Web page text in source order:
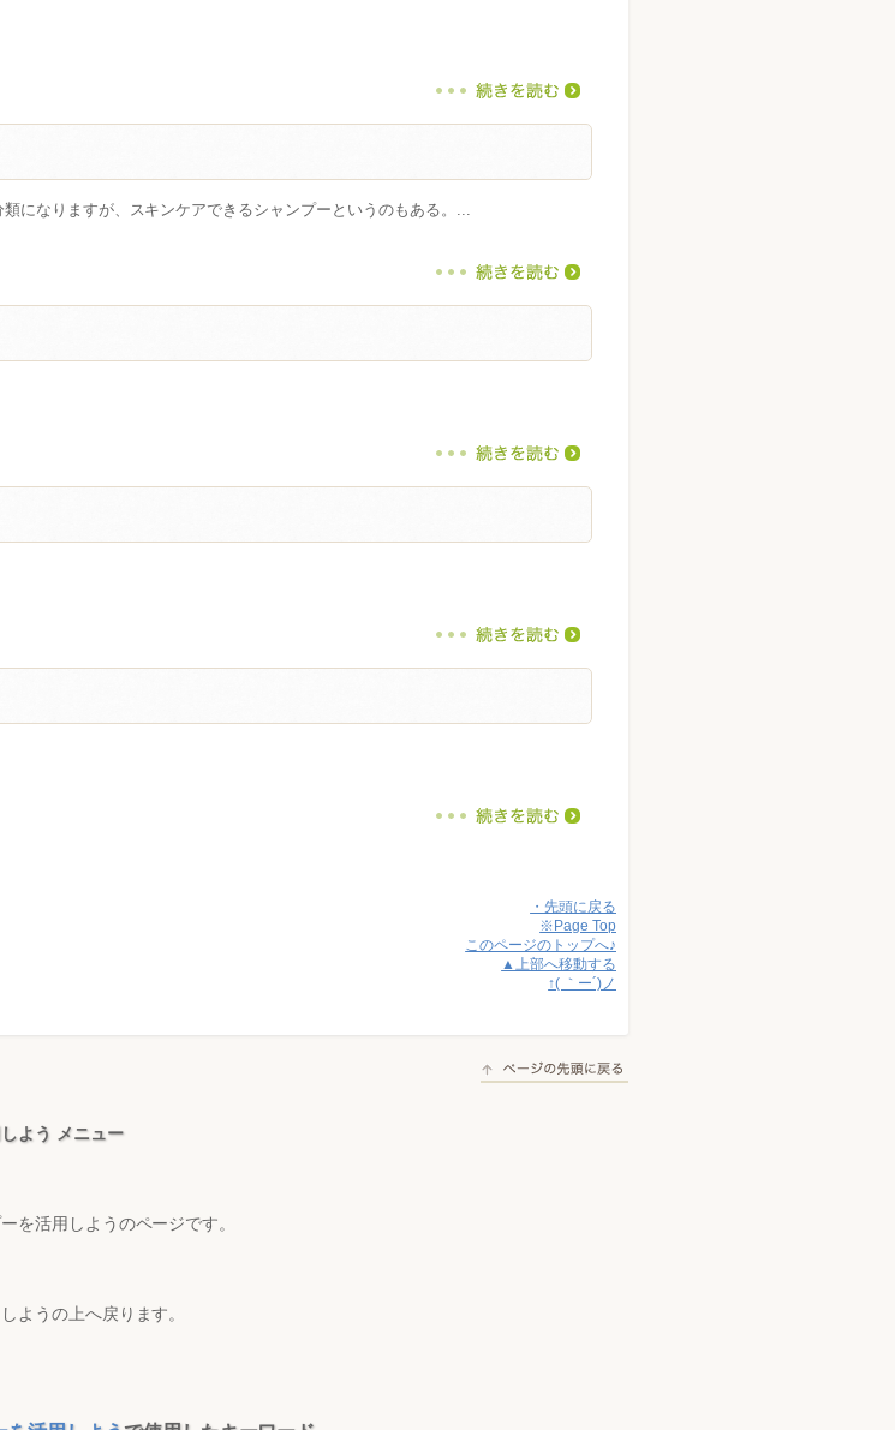
になりますが、スキンケアできるシャンプーというのもある。...
・先頭に戻る
※Page Top
このページのトップへ♪
▲上部へ移動する
↑( ｀ー´)ノ
よう メニュー
を活用しようのページです。
ようの上へ戻ります。